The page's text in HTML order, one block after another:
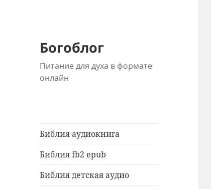
Богоблог
Питание для духа в формате
онлайн
Библия аудиокнига
Библия fb2 epub
Библия детская аудио